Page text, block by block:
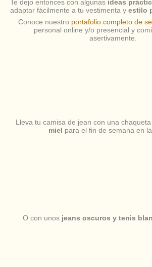
Te dejo entonces con algunas ideas
adaptar fácilmente a tu vestimenta y estilo
Conoce nuestro portafolio completo de
personal online y/o presencial y
asertivamente.
Lleva tu camisa de jean con una chaqueta
miel para el fin de semana en la
O con unos jeans oscuros y tenis